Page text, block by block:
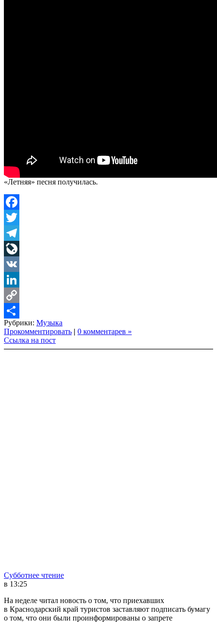
«Летняя» песня получилась.
Facebook
Twitter
Telegram
LiveJournal
VK
LinkedIn
Copy
Link
Share
Рубрики: Музыка
Прокомментировать | 0 комментарев »
Ссылка на пост
Субботнее чтение
в 13:25
На неделе читал новость о том, что приехавших
в Краснодарский край туристов заставляют подписать бумагу
о том, что они были проинформированы о запрете